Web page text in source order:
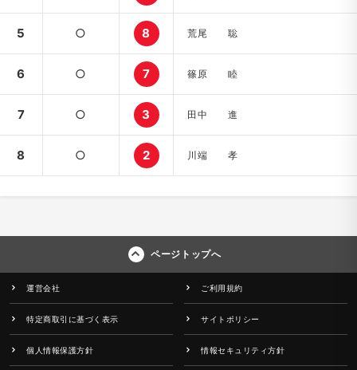
5 ○ 8 荒尾 聡
6 ○ 7 篠原 睦
7 ○ 3 田中 進
8 ○ 2 川端 孝
ページトップへ
運営会社 ご利用規約
特定商取引に基づく表示 サイトポリシー
個人情報保護方針 情報セキュリティ方針